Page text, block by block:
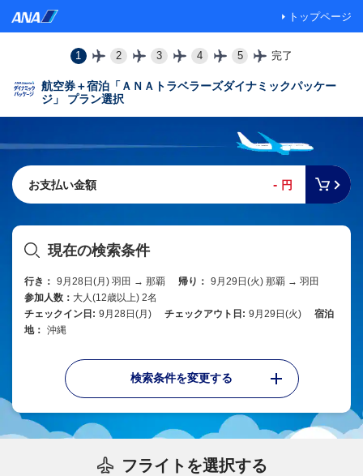
トップページ
1 2 3 4 5 完了
航空券＋宿泊「ＡＮＡトラベラーズダイナミックパッケー
ジ」 プラン選択
お支払い金額 - 円
現在の検索条件
行き： 9月28日(月) 羽田 → 那覇 帰り： 9月29日(火) 那覇 → 羽田
参加人数： 大人(12歳以上) 2名
チェックイン日: 9月28日(月) チェックアウト日: 9月29日(火)
宿泊
地： 沖縄
検索条件を変更する
フライトを選択する